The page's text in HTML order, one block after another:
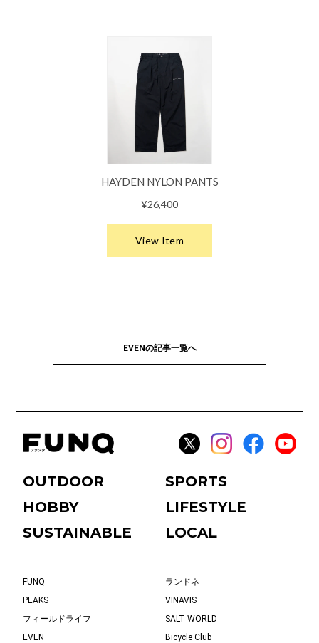
EVENの記事一覧へ
OUTDOOR
SPORTS
HOBBY
LIFESTYLE
SUSTAINABLE
LOCAL
FUNQ
ランドネ
PEAKS
VINAVIS
フィールドライフ
SALT WORLD
EVEN
Bicycle Club